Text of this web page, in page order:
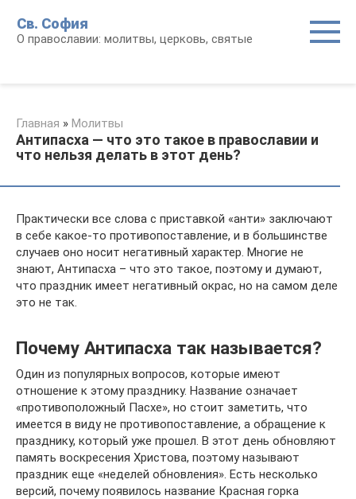
контенту
Св. София
О православии: молитвы, церковь, святые
Главная » Молитвы
Антипасха — что это такое в православии и
что нельзя делать в этот день?
Практически все слова с приставкой «анти» заключают
в себе какое-то противопоставление, и в большинстве
случаев оно носит негативный характер. Многие не
знают, Антипасха – что это такое, поэтому и думают,
что праздник имеет негативный окрас, но на самом деле
это не так.
Почему Антипасха так называется?
Один из популярных вопросов, которые имеют
отношение к этому празднику. Название означает
«противоположный Пасхе», но стоит заметить, что
имеется в виду не противопоставление, а обращение к
празднику, который уже прошел. В этот день обновляют
память воскресения Христова, поэтому называют
праздник еще «неделей обновления». Есть несколько
версий, почему появилось название Красная горка